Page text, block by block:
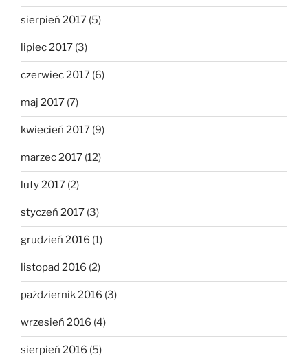
sierpień 2017 (5)
lipiec 2017 (3)
czerwiec 2017 (6)
maj 2017 (7)
kwiecień 2017 (9)
marzec 2017 (12)
luty 2017 (2)
styczeń 2017 (3)
grudzień 2016 (1)
listopad 2016 (2)
październik 2016 (3)
wrzesień 2016 (4)
sierpień 2016 (5)